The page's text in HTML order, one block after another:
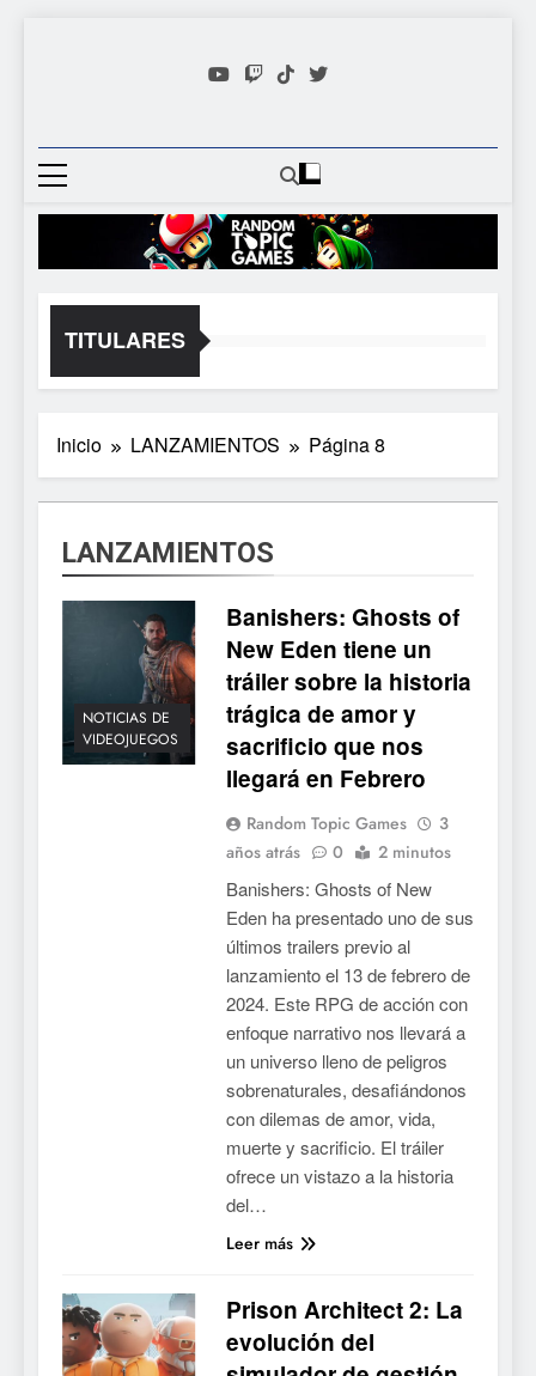
Random
Games
Videojuego Favorito
TITULARES
Inicio LANZAMIENTOS Página 8
LANZAMIENTOS
NOTICIAS DE
VIDEOJUEGOS
Banishers: Ghosts of
New Eden tiene un
tráiler sobre la historia
trágica de amor y
sacrificio que nos
llegará en Febrero
Random Topic Games
3
años atrás
0 2 minutos
Banishers: Ghosts of New
Eden ha presentado uno de sus
últimos trailers previo al
lanzamiento el 13 de febrero de
2024. Este RPG de acción con
enfoque narrativo nos llevará a
un universo lleno de peligros
sobrenaturales, desafiándonos
con dilemas de amor, vida,
muerte y sacrificio. El tráiler
ofrece un vistazo a la historia
del…
Leer más
Prison Architect 2: La
evolución del